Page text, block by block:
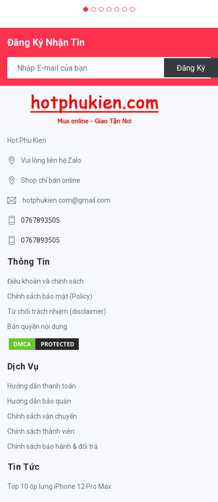
Đăng Ký Nhận Tin
Đăng Ký
Hot Phu Kien
Vui lòng liên hệ Zalo
Shop chỉ bán online
hotphukien.com@gmail.com
0767893505
0767893505
Thông Tin
Điều khoản và chính sách
Chính sách bảo mật (Policy)
Từ chối trách nhiệm (disclaimer)
Bản quyền nội dung
Dịch Vụ
Hướng dẫn thanh toán
Hướng dẫn bảo quản
Chính sách vận chuyển
Chính sách thành viên
Chính sách bảo hành & đổi trả
Tin Tức
Top 10 ốp lưng iPhone 12 Pro Max